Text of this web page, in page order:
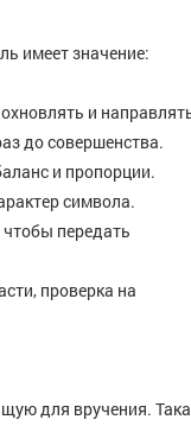
имеет значение:
и
до совершенства.
и пропорции.
символа.
чтобы передать
проверка на
для вручения.